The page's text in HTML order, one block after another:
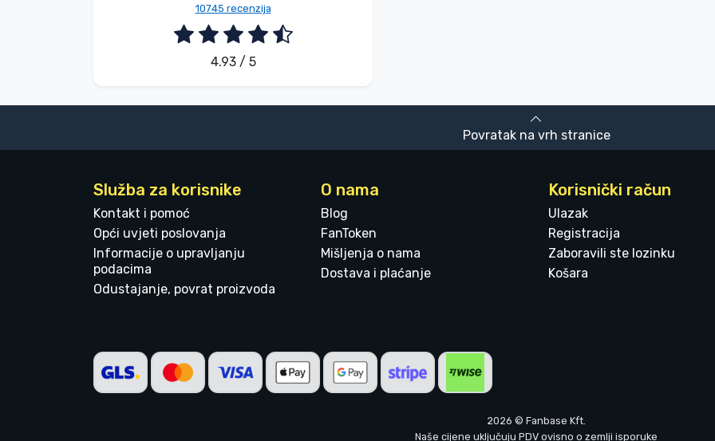
10745 recenzija
4.93 / 5
Povratak na vrh stranice
Služba za korisnike
Kontakt i pomoć
Opći uvjeti poslovanja
Informacije o upravljanju
podacima
Odustajanje, povrat proizvoda
O nama
Blog
FanToken
Mišljenja o nama
Dostava i plaćanje
Korisnički račun
Ulazak
Registracija
Zaboravili ste lozinku
Košara
2026 © Fanbase Kft.
Naše cijene uključuju PDV ovisno o zemlji isporuke